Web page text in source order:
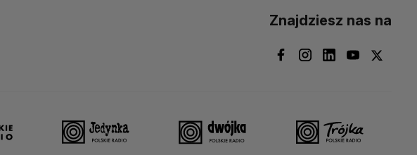
Znajdziesz nas na